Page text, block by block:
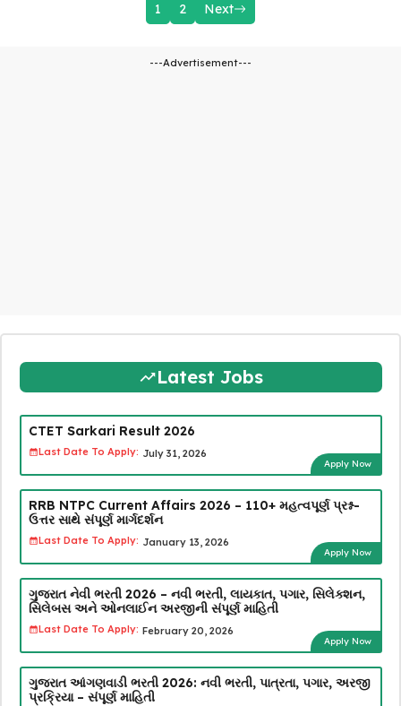
1 2 Next
---Advertisement---
Latest Jobs
CTET Sarkari Result 2026
Last Date To Apply: July 31, 2026
Apply Now
RRB NTPC Current Affairs 2026 – 110+ મહત્વપૂર્ણ પ્રશ્ન-
ઉત્તર સાથે સંપૂર્ણ માર્ગદર્શન
Last Date To Apply: January 13, 2026
Apply Now
ગુજરાત નેવી ભરતી 2026 – નવી ભરતી, લાયકાત, પગાર, સિલેક્શન,
સિલેબસ અને ઓનલાઈન અરજીની સંપૂર્ણ માહિતી
Last Date To Apply: February 20, 2026
Apply Now
ગુજરાત આંગણવાડી ભરતી 2026: નવી ભરતી, પાત્રતા, પગાર, અરજી
પ્રક્રિયા – સંપૂર્ણ માહિતી